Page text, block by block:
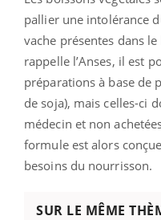
pallier une intolérance
vache présentes dans
rappelle l’Anses, il est
préparations à base de
de soja), mais celles-ci
médecin et non
formule est alors
besoins du nourrisson.
SUR LE MÊME